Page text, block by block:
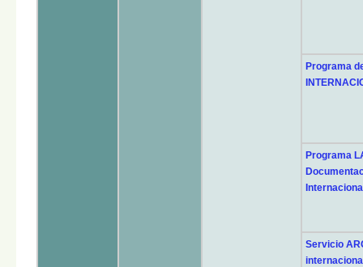
Programa
Programa
Servicio